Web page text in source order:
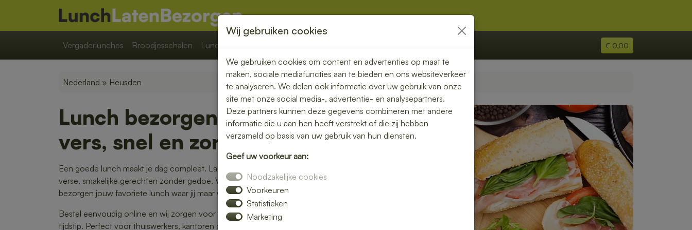
Vergaderlunches Broodjesschalen Lunchpakketten Overige € 0,00
Nederland » Heusden
Lunch bezorgen in Heusden –
vers, snel en zorgeloos genieten
Een goede lunch maakt je dag compleet. Laat je lunch bezorgen in Heusden en geniet van
verse, smakelijke gerechten zonder gedoe. Van luxe broodjes tot gezonde bowls – wij
bezorgen jouw favoriete lunch waar jij maar wilt.
Bestel eenvoudig online en wij zorgen voor een snelle bezorging op het door jou gekozen
tijdstip. Perfect voor thuiswerkers, kantoren of gewoon een ontspannen lunchmoment.
Wij gebruiken cookies
We gebruiken cookies om content en advertenties op maat te
maken, sociale mediafuncties aan te bieden en ons websiteverkeer
te analyseren. We delen ook informatie over uw gebruik van onze
site met onze social media-, advertentie- en analysepartners.
Deze partners kunnen deze gegevens combineren met andere
informatie die u aan hen heeft verstrekt of die zij hebben
verzameld op basis van uw gebruik van hun diensten.
Geef uw voorkeur aan:
Noodzakelijke cookies
Voorkeuren
Statistieken
Marketing